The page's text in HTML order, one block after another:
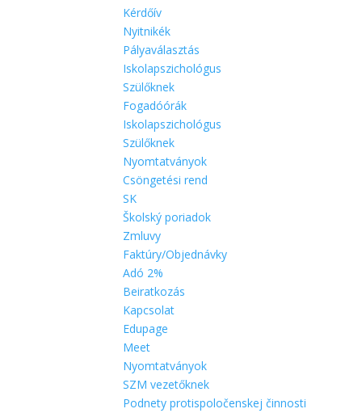
Kérdőív
Nyitnikék
Pályaválasztás
Iskolapszichológus
Szülőknek
Fogadóórák
Iskolapszichológus
Szülőknek
Nyomtatványok
Csöngetési rend
SK
Školský poriadok
Zmluvy
Faktúry/Objednávky
Adó 2%
Beiratkozás
Kapcsolat
Edupage
Meet
Nyomtatványok
SZM vezetőknek
Podnety protispoločenskej činnosti